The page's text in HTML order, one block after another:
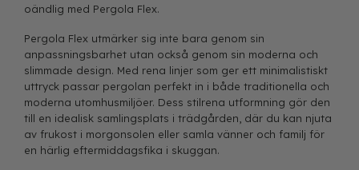
oändlig med Pergola Flex.
Pergola Flex utmärker sig inte bara genom sin
anpassningsbarhet utan också genom sin moderna och
slimmade design. Med rena linjer som ger ett minimalistiskt
uttryck passar pergolan perfekt in i både traditionella och
moderna utomhusmiljöer. Dess stilrena utformning gör den
till en idealisk samlingsplats i trädgården, där du kan njuta
av frukost i morgonsolen eller samla vänner och familj för
en härlig eftermiddagsfika i skuggan.